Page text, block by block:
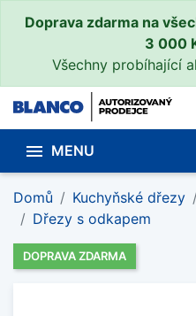
Doprava zdarma na
3 000
Všechny probíhající
 MENU
Domů Kuchyňské dřezy
Dřezy s odkapem
DOPRAVA ZDARMA